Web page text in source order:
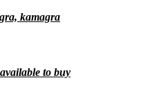
kamagra
to buy